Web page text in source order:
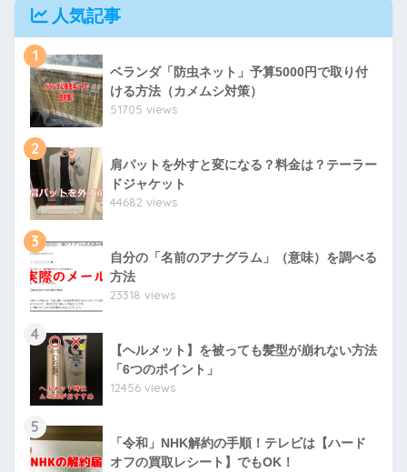
人気記事
1
ベランダ「防虫ネット」予算5000円で取り付
ける方法（カメムシ対策）
51705 views
2
肩パットを外すと変になる？料金は？テーラー
ドジャケット
44682 views
3
自分の「名前のアナグラム」（意味）を調べる
方法
23318 views
4
【ヘルメット】を被っても髪型が崩れない方法
「6つのポイント」
12456 views
5
「令和」NHK解約の手順！テレビは【ハード
オフの買取レシート】でもOK！